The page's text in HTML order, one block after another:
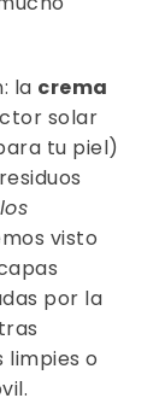
la crema
solar
tu piel)
visto
por la
limpies o